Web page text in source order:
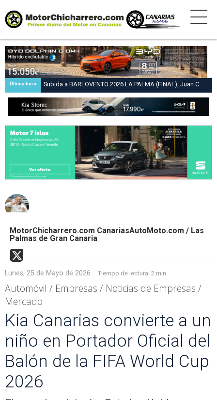
Última hora
Subida a BARLOVENTO 2026 LA PALMA (FINAL), Juan C.
Brito y Carlos A. Pérez hacen suya la victoria en la 47 Subida
a Barlovento
MotorChicharrero.com CanariasAutoMoto.com / Las
Palmas de Gran Canaria
Lunes, 25 de Mayo de 2026 Tiempo de lectura: 2 min
Automóvil / Empresas / Noticias de Empresas /
Mercado
Kia Canarias convierte a un
niño en Portador Oficial del
Balón de la FIFA World Cup
2026